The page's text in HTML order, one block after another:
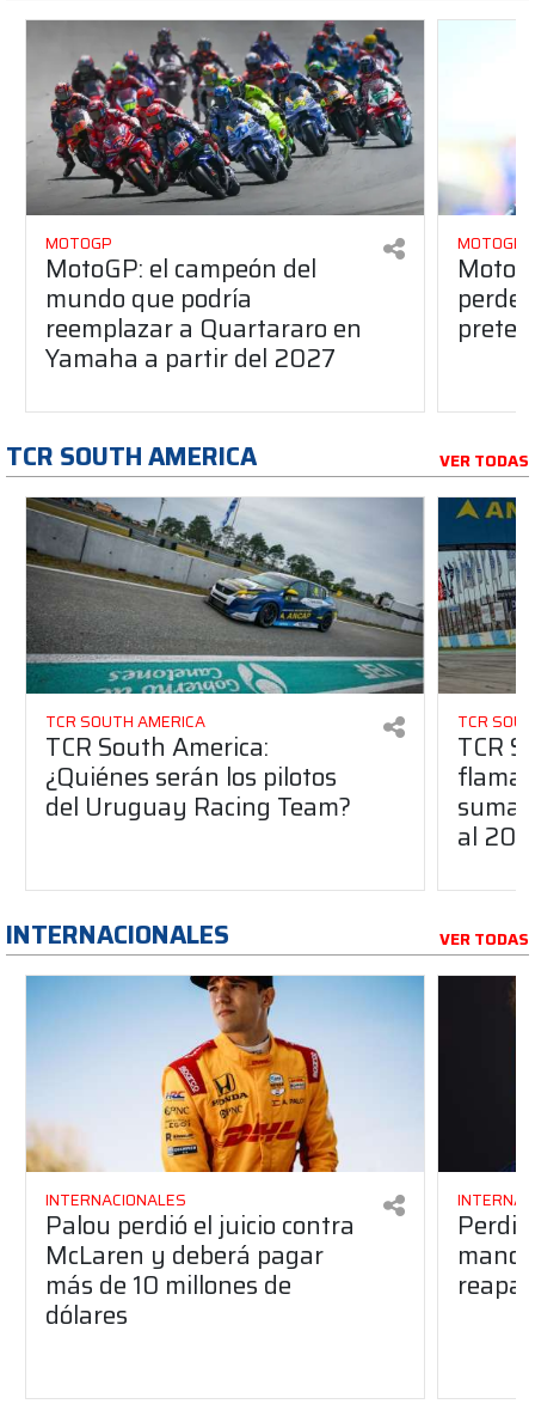
MOTOGP
MotoGP: el campeón del
mundo que podría
reemplazar a Quartararo en
Yamaha a partir del 2027
MOTOGP
TCR SOUTH AMERICA VER TODAS
TCR SOUTH AMERICA
TCR South America:
¿Quiénes serán los pilotos
del Uruguay Racing Team?
TCR
TCR
suma
al
INTERNACIONALES VER TODAS
INTERNACIONALES
Palou perdió el juicio contra
McLaren y deberá pagar
más de 10 millones de
dólares